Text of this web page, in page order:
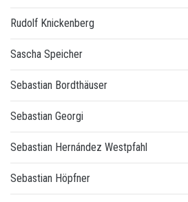
Rudolf Knickenberg
Sascha Speicher
Sebastian Bordthäuser
Sebastian Georgi
Sebastian Hernández Westpfahl
Sebastian Höpfner